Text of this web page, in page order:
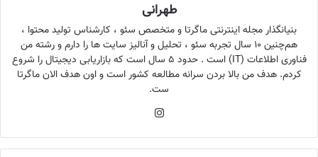
طهرانی
بنیانگذار مجله اینترنتی ماگرتا و متخصص سئو ، کارشناس تولید محتوا ،
هم‌چنین ۱۰ سال تجربه سئو ، تحلیل و آنالیز سایت ها را دارم و رشته من
فناوری اطلاعات (IT) است . حدود ۵ سال است که بازاریابی دیجیتال را شروع
کردم. هدف من بالا بردن سرانه مطالعه کشور است و اون هدف الان ماگرتا
ست.